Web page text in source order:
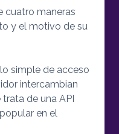
cuatro maneras
y el motivo de su
simple de acceso
intercambian
de una API
en el